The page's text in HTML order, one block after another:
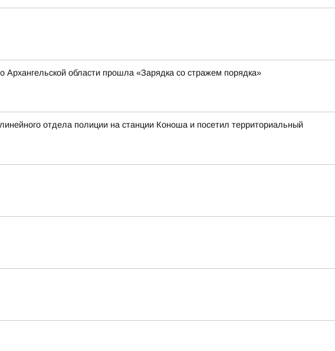
области прошла «Зарядка со стражем порядка»
отдела полиции на станции Коноша и посетил территориальный